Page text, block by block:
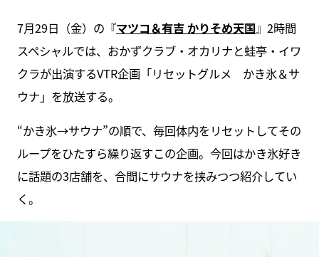
7月29日（金）の『マツコ＆有吉 かりそめ天国』2時間
スペシャルでは、おかずクラブ・オカリナと蛙亭・イワ
クラが出演するVTR企画「リセットグルメ かき氷＆サ
ウナ」を放送する。
“かき氷→サウナ”の順で、毎回体内をリセットしてその
ループをひたすら繰り返すこの企画。今回はかき氷好き
に話題の3店舗を、合間にサウナを挟みつつ紹介してい
く。